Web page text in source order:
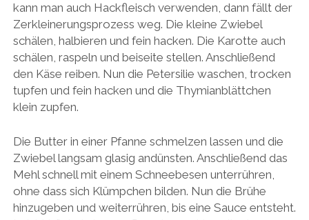
kann man auch Hackfleisch verwenden, dann fällt der
Zerkleinerungsprozess weg. Die kleine Zwiebel
schälen, halbieren und fein hacken. Die Karotte auch
schälen, raspeln und beiseite stellen. Anschließend
den Käse reiben. Nun die Petersilie waschen, trocken
tupfen und fein hacken und die Thymianblättchen
klein zupfen.
Die Butter in einer Pfanne schmelzen lassen und die
Zwiebel langsam glasig andünsten. Anschließend das
Mehl schnell mit einem Schneebesen unterrühren,
ohne dass sich Klümpchen bilden. Nun die Brühe
hinzugeben und weiterrühren, bis eine Sauce entsteht.